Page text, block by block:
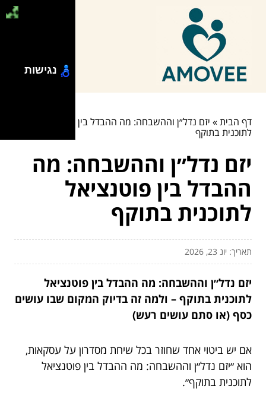
דף הבית» יזם נדל״ן וההשבחה: מה ההבדל בין פוטנציאל
לתוכנית בתוקף
יזם נדל״ן וההשבחה: מה
ההבדל בין פוטנציאל
לתוכנית בתוקף
תאריך: יונ 23, 2026
יזם נדל״ן וההשבחה: מה ההבדל בין פוטנציאל
לתוכנית בתוקף – ולמה זה בדיוק המקום שבו עושים
כסף (או סתם עושים רעש)
אם יש ביטוי אחד שחוזר בכל שיחת מסדרון על עסקאות,
הוא ״יזם נדל״ן וההשבחה: מה ההבדל בין פוטנציאל
לתוכנית בתוקף״.
נגישות